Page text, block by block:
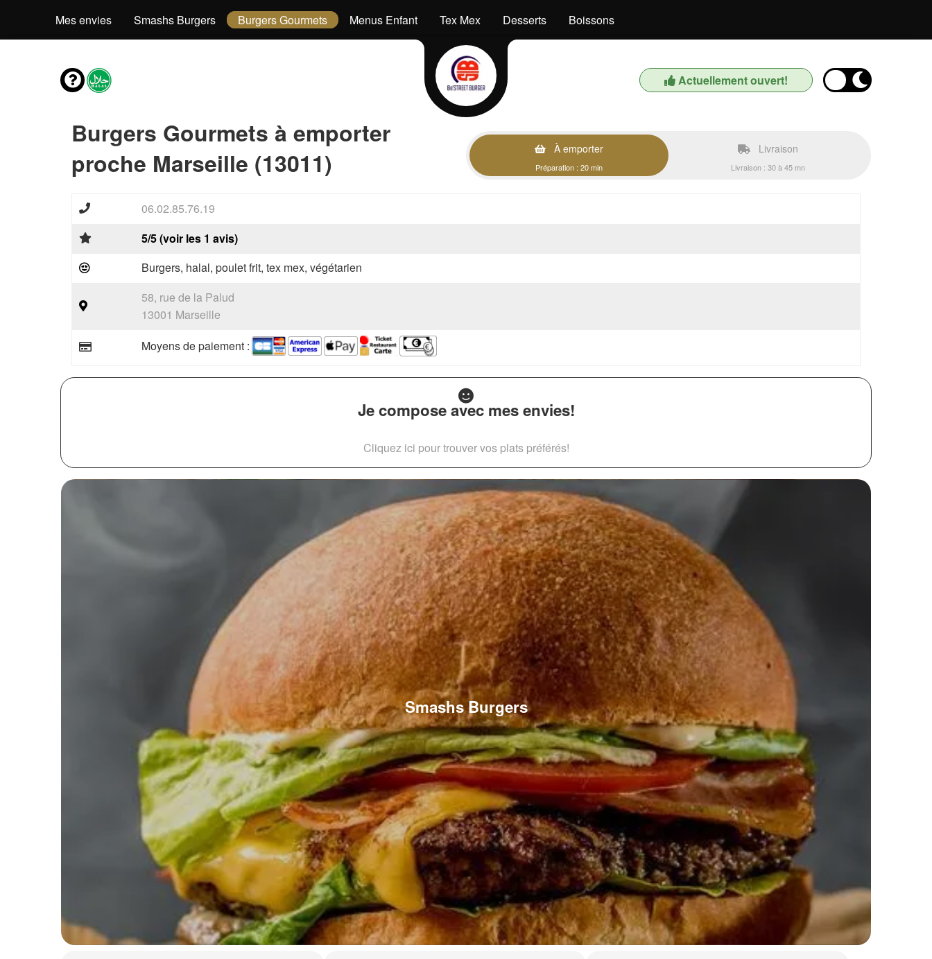
Mes envies Smashs Burgers Burgers Gourmets Menus Enfant Tex Mex Desserts Boissons
Actuellement ouvert!
Burgers Gourmets à emporter
proche Marseille (13011)
À emporter
Préparation : 20 min
Livraison
Livraison : 30 à 45 mn
06.02.85.76.19
5/5 (voir les 1 avis)
Burgers, halal, poulet frit, tex mex, végétarien
58, rue de la Palud
13001 Marseille
Moyens de paiement :
Je compose avec mes envies!
Cliquez ici pour trouver vos plats préférés!
Smashs Burgers